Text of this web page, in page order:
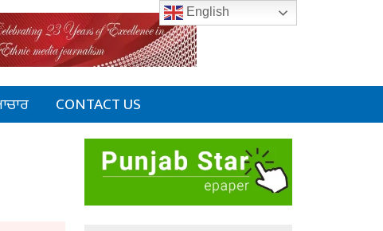
CONTACT US
English